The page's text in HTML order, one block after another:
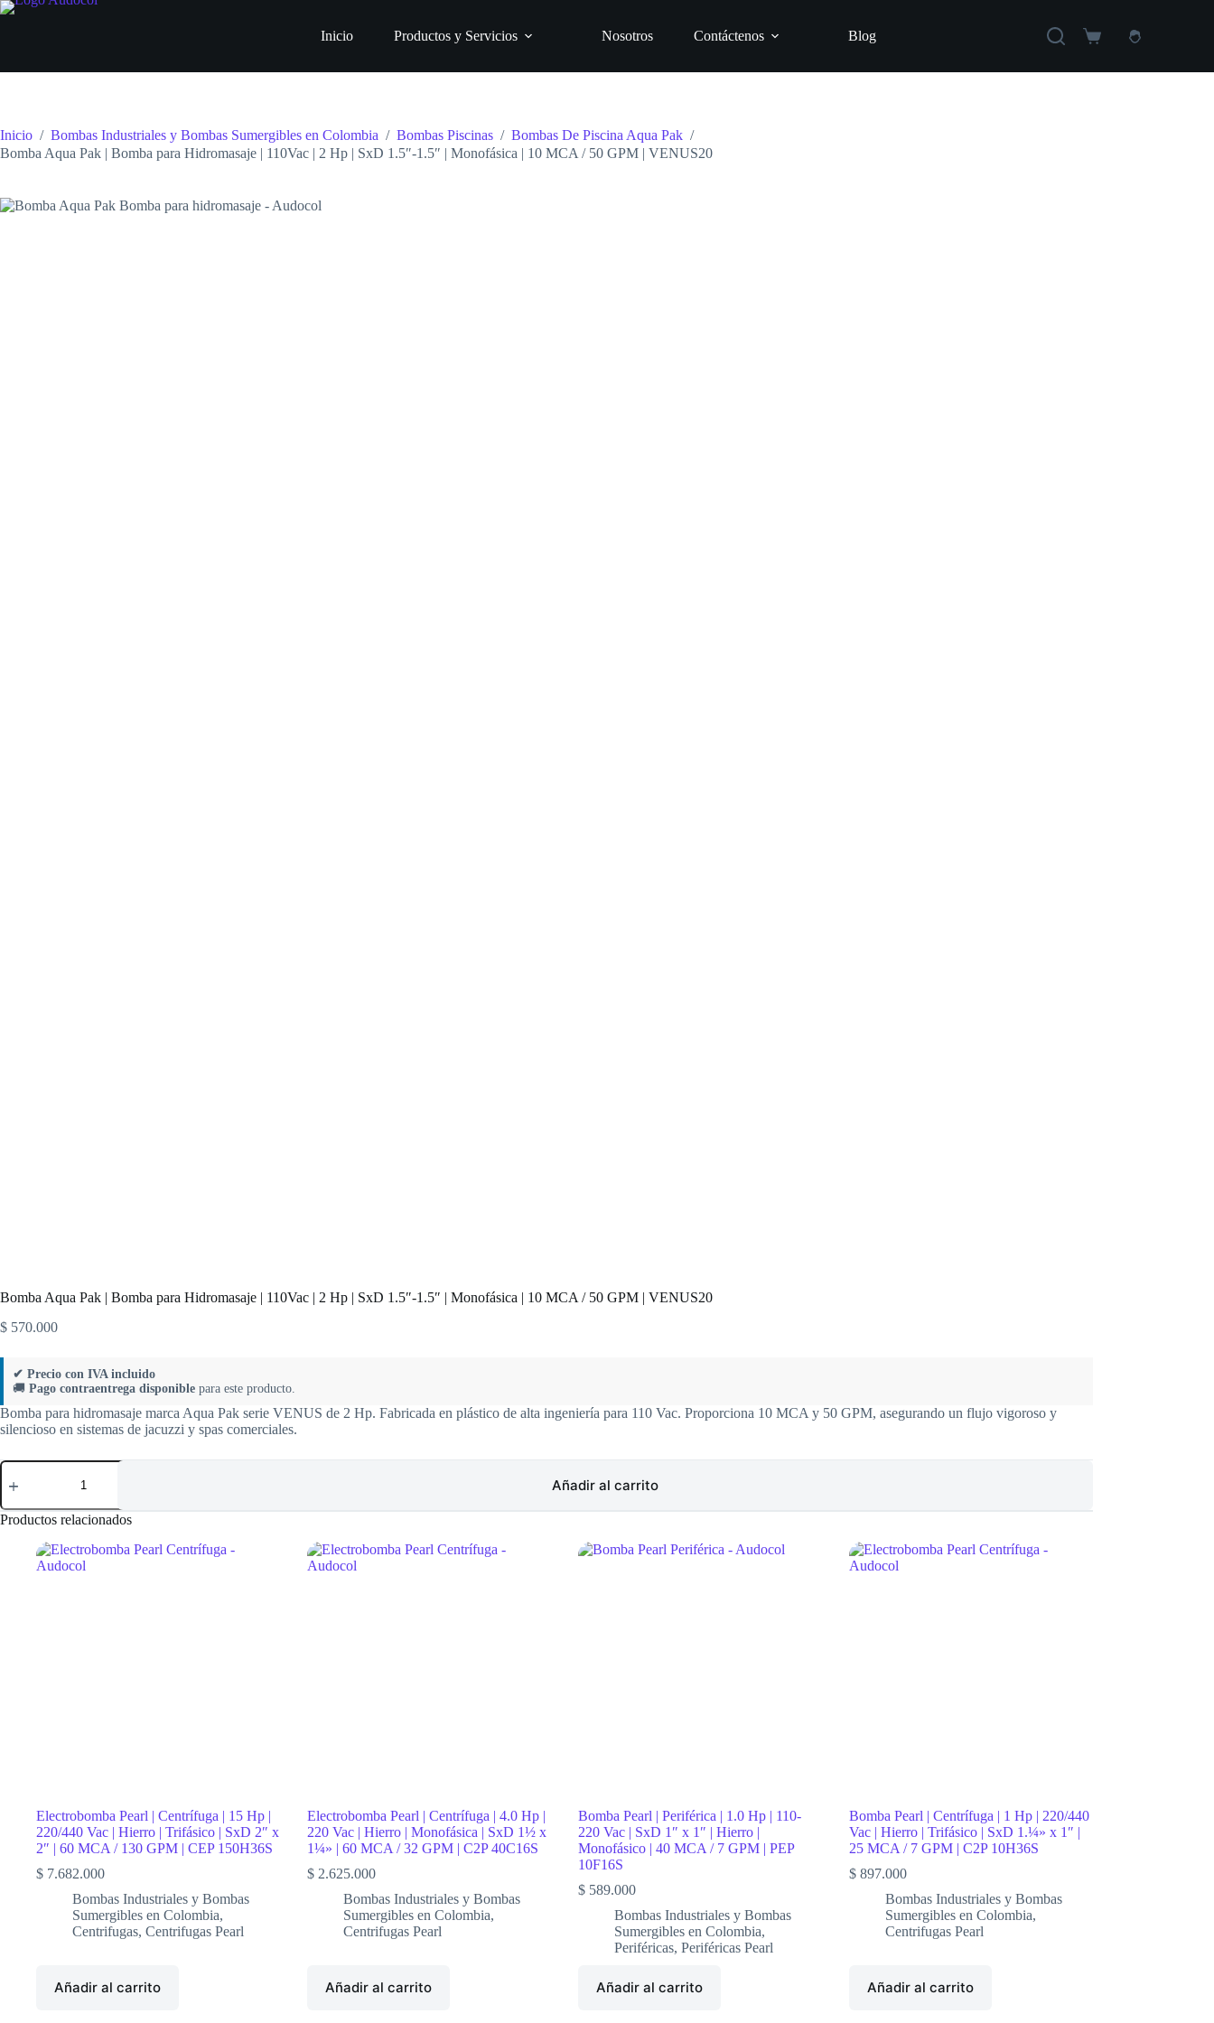
Saltar
Inicio Productos y Servicios Nosotros Contáctenos Blog
Carro
compra
Inicio / Bombas Industriales y Bombas Sumergibles en Colombia / Bombas Piscinas / Bombas De Piscina Aqua Pak /
Bomba Aqua Pak | Bomba para Hidromasaje | 110Vac | 2 Hp | SxD 1.5″-1.5″ | Monofásica | 10 MCA / 50 GPM | VENUS20
Bomba Aqua Pak | Bomba para Hidromasaje | 110Vac | 2 Hp | SxD 1.5″-1.5″ | Monofásica | 10 MCA / 50 GPM | VENUS20
$ 570.000
✔ Precio con IVA incluido
🚚 Pago contraentrega disponible para este producto.
Bomba para hidromasaje marca Aqua Pak serie VENUS de 2 Hp. Fabricada en plástico de alta ingeniería para 110 Vac. Proporciona 10 MCA y 50 GPM, asegurando un flujo vigoroso y
silencioso en sistemas de jacuzzi y spas comerciales.
Bomba
Aqua
|
Bomba
Hidromasaje
VENUS20
cantidad
Añadir al carrito
Productos relacionados
Electrobomba Pearl | Centrífuga | 15 Hp |
220/440 Vac | Hierro | Trifásico | SxD 2″ x
2″ | 60 MCA / 130 GPM | CEP 150H36S
$ 7.682.000
Bombas Industriales y Bombas
Sumergibles en Colombia,
Centrifugas, Centrifugas Pearl
Añadir al carrito
Electrobomba Pearl | Centrífuga | 4.0 Hp |
220 Vac | Hierro | Monofásica | SxD 1½ x
1¼» | 60 MCA / 32 GPM | C2P 40C16S
$2.625.000
Bombas Industriales y Bombas
Sumergibles en Colombia,
Centrifugas Pearl
Añadir al carrito
Bomba Pearl | Periférica | 1.0 Hp | 110-
220 Vac | SxD 1″ x 1″ | Hierro |
Monofásico | 40 MCA / 7 GPM | PEP
10F16S
$589.000
Bombas Industriales y Bombas
Sumergibles en Colombia,
Periféricas, Periféricas Pearl
Añadir al carrito
Bomba Pearl | Centrífuga | 1 Hp | 220/440
Vac | Hierro | Trifásico | SxD 1.¼» x 1″ |
25 MCA / 7 GPM | C2P 10H36S
$897.000
Bombas Industriales y Bombas
Sumergibles en Colombia,
Centrifugas Pearl
Añadir al carrito